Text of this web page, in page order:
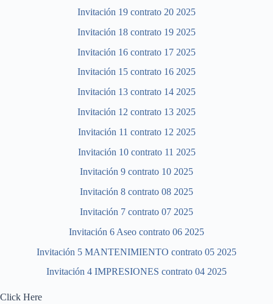
Invitación 19 contrato 20 2025
Invitación 18 contrato 19 2025
Invitación 16 contrato 17 2025
Invitación 15 contrato 16 2025
Invitación 13 contrato 14 2025
Invitación 12 contrato 13 2025
Invitación 11 contrato 12 2025
Invitación 10 contrato 11 2025
Invitación 9 contrato 10 2025
Invitación 8 contrato 08 2025
Invitación 7 contrato 07 2025
Invitación 6 Aseo contrato 06 2025
Invitación 5 MANTENIMIENTO contrato 05 2025
Invitación 4 IMPRESIONES contrato 04 2025
Click Here